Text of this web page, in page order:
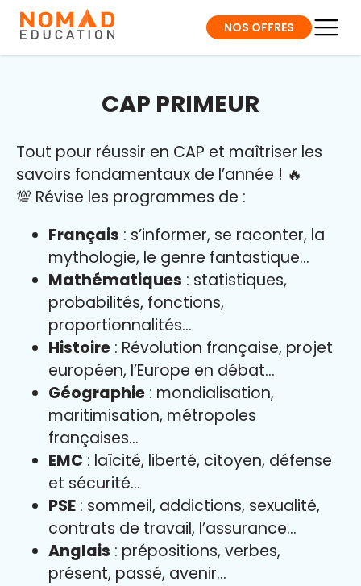
NOS OFFRES
CAP PRIMEUR
Tout pour réussir en CAP et maîtriser les
savoirs fondamentaux de l’année ! 🔥
💯 Révise les programmes de :
Français : s’informer, se raconter, la
mythologie, le genre fantastique…
Mathématiques : statistiques,
probabilités, fonctions,
proportionnalités…
Histoire : Révolution française, projet
européen, l’Europe en débat…
Géographie : mondialisation,
maritimisation, métropoles
françaises…
EMC : laïcité, liberté, citoyen, défense
et sécurité…
PSE : sommeil, addictions, sexualité,
contrats de travail, l’assurance…
Anglais : prépositions, verbes,
présent, passé, avenir…